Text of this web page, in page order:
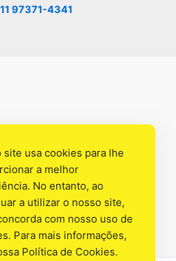
11 97371-4341
site usa cookies para lhe
a melhor
No entanto, ao
a utilizar o nosso site,
com nosso uso de
Para mais informações,
Política de Cookies.